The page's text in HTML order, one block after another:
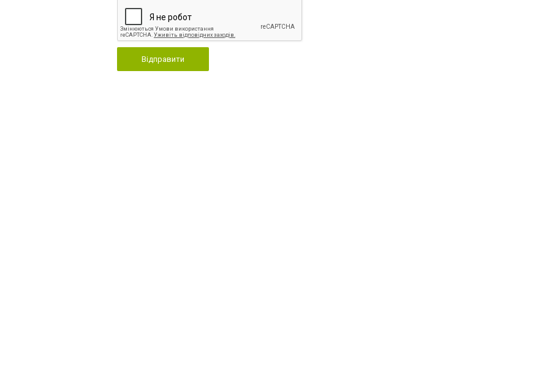
Відправити